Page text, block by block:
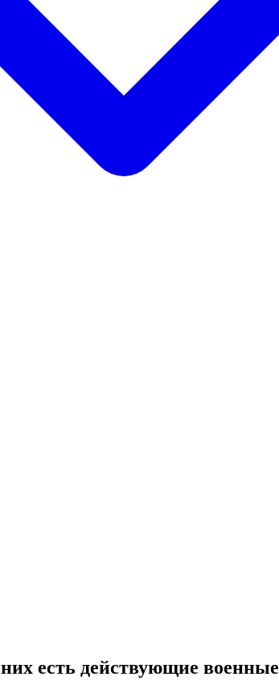
есть действующие военные